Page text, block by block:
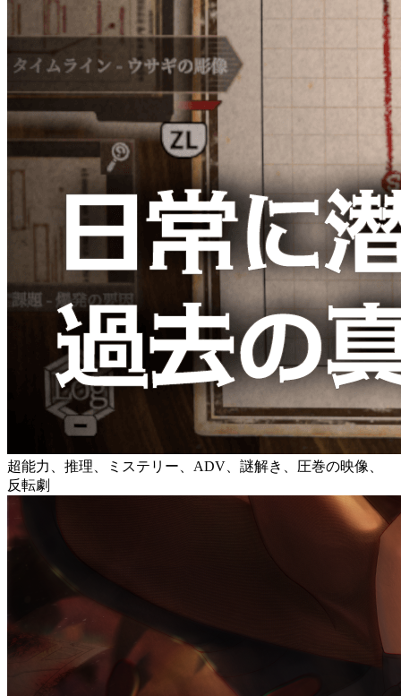
超能力、推理、ミステリー、ADV、謎解き、圧巻の映像、
反転劇